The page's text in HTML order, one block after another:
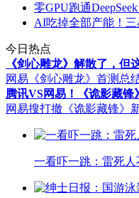
零GPU跑通
AI吃掉全部产能！
今日热点
《剑心雕龙》解散了，但
网易《剑心雕龙》首测总
腾讯VS网易！《诡影藏锋
网易搜打撤《诡影藏锋》
一看吓一跳：雷死人